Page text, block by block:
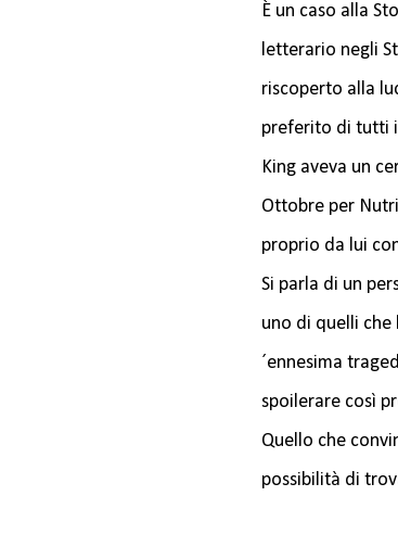
È un caso alla
letterario negli
riscoperto alla
preferito di tutti i
King aveva un
Ottobre per
proprio da lui
Si parla di un
uno di quelli
´ennesima
spoilerare così
Quello che
possibilità di